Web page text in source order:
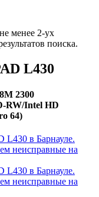
менее 2-ух
поиска.
L430
2300
RW/Intel HD
64)